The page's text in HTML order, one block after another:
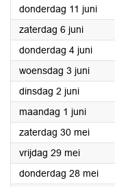
donderdag 11 juni2026
zaterdag 6 juni2026
donderdag 4 juni2026
woensdag 3 juni2026
dinsdag 2 juni2026
maandag 1 juni2026
zaterdag 30 mei2026
vrijdag 29 mei2026
donderdag 28 mei2026